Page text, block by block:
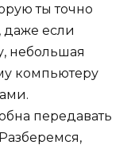
ты точно
даже если
небольшая
компьютеру
передавать